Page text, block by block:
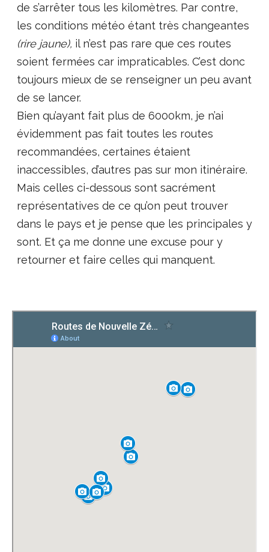
de s’arrêter tous les kilomètres. Par contre,
les conditions météo étant très changeantes
(rire jaune), il n’est pas rare que ces routes
soient fermées car impraticables. C’est donc
toujours mieux de se renseigner un peu avant
de se lancer.
Bien qu’ayant fait plus de 6000km, je n’ai
évidemment pas fait toutes les routes
recommandées, certaines étaient
inaccessibles, d’autres pas sur mon itinéraire.
Mais celles ci-dessous sont sacrément
représentatives de ce qu’on peut trouver
dans le pays et je pense que les principales y
sont. Et ça me donne une excuse pour y
retourner et faire celles qui manquent.